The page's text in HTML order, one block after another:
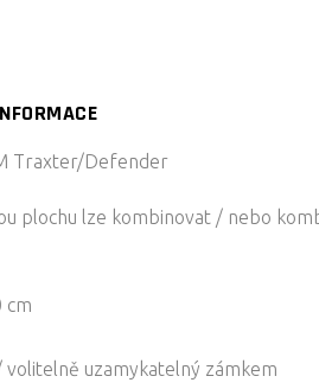
Traxter/Defender
plochu lze kombinovat / nebo
cm
volitelně uzamykatelný zámkem